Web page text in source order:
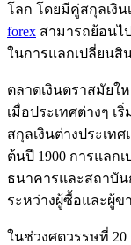
โลก โดยมีคู่สกุลเงิ
forex สามารถย้อนไ
ในการแลกเปลี่ยนสิ
ตลาดเงินตราสมัยใ
เมื่อประเทศต่างๆ เ
สกุลเงินต่างประเท
ต้นปี 1900 การแลก
ธนาคารและสถาบัน
ระหว่างผู้ซื้อและผู้ข
ในช่วงศตวรรษที่ 20